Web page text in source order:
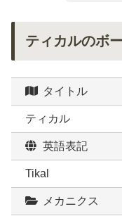
ティカルのボ
タイトル
ティカル
英語表記
Tikal
メカニクス